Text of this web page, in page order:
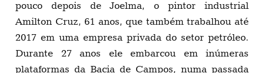
pouco depois de Joelma, o pintor industrial
Amilton Cruz, 61 anos, que também trabalhou até
2017 em uma empresa privada do setor petróleo.
Durante 27 anos ele embarcou em inúmeras
plataformas da Bacia de Campos, numa passada